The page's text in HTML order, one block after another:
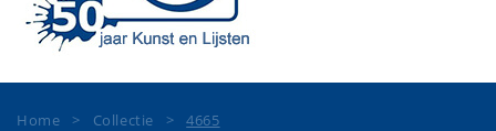
Home > Collectie >4665